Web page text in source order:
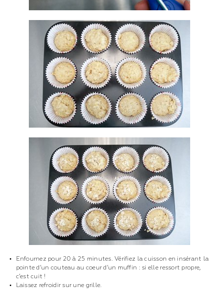
Enfournez pour 20 à 25 minutes. Vérifiez la cuisson en insérant la
pointe d’un couteau au coeur d’un muffin : si elle ressort propre,
c’est cuit !
Laissez refroidir sur une grille.